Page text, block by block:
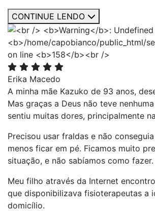
CONTINUE LENDO
Erika Macedo
A minha mãe Kazuko de 93 anos,
Mas graças a Deus não teve
sentiu muitas dores, principalmente
Precisou usar fraldas e não
menos ficar em pé. Ficamos muito
situação, e não sabíamos como fazer.
Meu filho através da Internet
que disponibilizava fisioterapeutas a
domicílio.